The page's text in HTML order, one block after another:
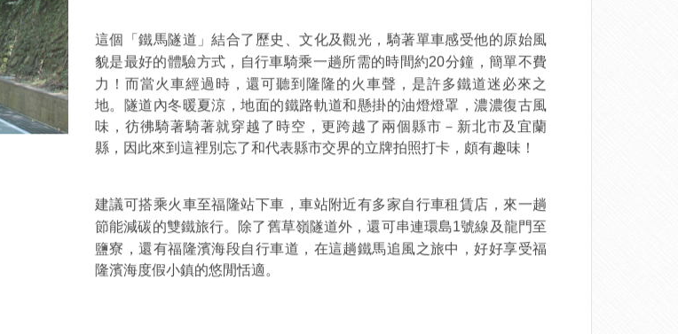
這個「鐵馬隧道」結合了歷史、文化及觀光，騎著單車感受他的原始風
貌是最好的體驗方式，自行車騎乘一趟所需的時間約20分鐘，簡單不費
力！而當火車經過時，還可聽到隆隆的火車聲，是許多鐵道迷必來之
地。隧道內冬暖夏涼，地面的鐵路軌道和懸掛的油燈燈罩，濃濃復古風
味，彷彿騎著騎著就穿越了時空，更跨越了兩個縣市－新北市及宜蘭
縣，因此來到這裡別忘了和代表縣市交界的立牌拍照打卡，頗有趣味！
建議可搭乘火車至福隆站下車，車站附近有多家自行車租賃店，來一趟
節能減碳的雙鐵旅行。除了舊草嶺隧道外，還可串連環島1號線及龍門至
鹽寮，還有福隆濱海段自行車道，在這趟鐵馬追風之旅中，好好享受福
隆濱海度假小鎮的悠閒恬適。